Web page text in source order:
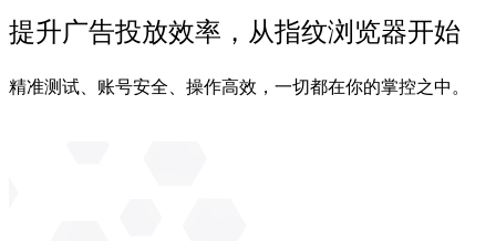
提升广告投放效率，从指纹浏览器开始
精准测试、账号安全、操作高效，一切都在你的掌控之中。